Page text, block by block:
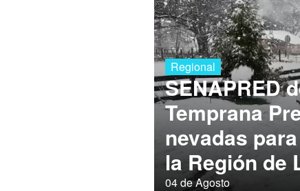
Regional
SENAPRED
Temprana
nevadas
la Región de
04 de Agosto